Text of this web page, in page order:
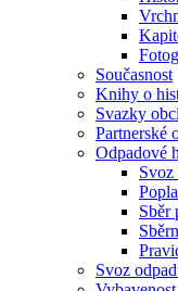
Současnost
Knihy o
Svazky
Partnerské
Odpadové
Svoz
Sběr
Svoz